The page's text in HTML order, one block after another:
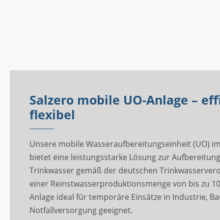
Salzero mobile UO-Anlage –
flexibel
Unsere mobile Wasseraufbereitungseinheit (UO)
bietet eine leistungsstarke Lösung zur
Trinkwasser gemäß der deutschen
einer Reinstwasserproduktionsmenge von bis zu
Anlage ideal für temporäre Einsätze in Industrie,
Notfallversorgung geeignet.